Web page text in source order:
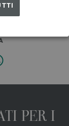
PER I